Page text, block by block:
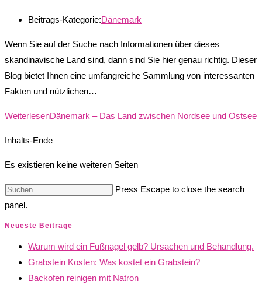
Beitrags-Kategorie:Dänemark
Wenn Sie auf der Suche nach Informationen über dieses
skandinavische Land sind, dann sind Sie hier genau richtig. Dieser
Blog bietet Ihnen eine umfangreiche Sammlung von interessanten
Fakten und nützlichen…
WeiterlesenDänemark – Das Land zwischen Nordsee und Ostsee
Inhalts-Ende
Es existieren keine weiteren Seiten
Press Escape to close the search
panel.
Neueste Beiträge
Warum wird ein Fußnagel gelb? Ursachen und Behandlung.
Grabstein Kosten: Was kostet ein Grabstein?
Backofen reinigen mit Natron